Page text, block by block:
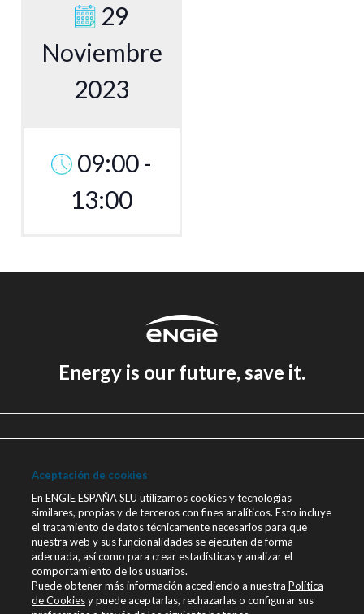
29
Noviembre
2023
09:00 -
13:00
Energy is our future, save it.
Aviso legal
Política de Privacidad
Política de cookies
Canal Ético
Únete a nosotros
Blog ENGIE
Sala de Prensa
Aceptación de cookies
En ENGIE ESPAÑA SLU utilizamos cookies y tecnologías
similares, propias y de terceros con fines analíticos. Esto incluye
el tratamiento de datos técnicamente necesarios para que
nuestra web y sus funcionalidades se ejecuten de forma
adecuada, así como para crear estadísticas y analizar el
comportamiento de los usuarios.
Puede obtener más información accediendo a nuestra Política
de Cookiesy puede aceptarlas, rechazarlas o configurar sus